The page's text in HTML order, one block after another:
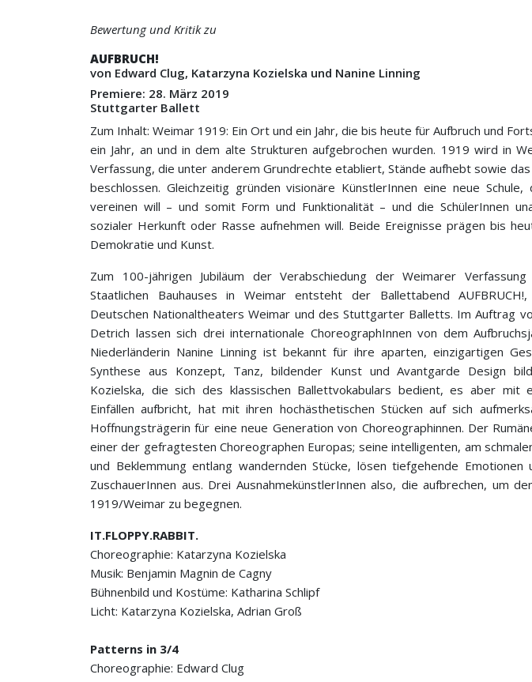
Bewertung und Kritik zu
AUFBRUCH!
von Edward Clug, Katarzyna Kozielska und Nanine Linning
Premiere: 28. März 2019
Stuttgarter Ballett
Zum Inhalt: Weimar 1919: Ein Ort und ein Jahr, die bis heute für Aufbruch und
ein Jahr, an und in dem alte Strukturen aufgebrochen wurden. 1919 wird in
Verfassung, die unter anderem Grundrechte etabliert, Stände aufhebt sowie
beschlossen. Gleichzeitig gründen visionäre KünstlerInnen eine neue
vereinen will – und somit Form und Funktionalität – und die SchülerInnen
sozialer Herkunft oder Rasse aufnehmen will. Beide Ereignisse prägen bis
Demokratie und Kunst.
Zum 100-jährigen Jubiläum der Verabschiedung der Weimarer
Staatlichen Bauhauses in Weimar entsteht der Ballettabend
Deutschen Nationaltheaters Weimar und des Stuttgarter Balletts. Im Auftrag
Detrich lassen sich drei internationale ChoreographInnen von dem
Niederländerin Nanine Linning ist bekannt für ihre aparten, einzigartigen
Synthese aus Konzept, Tanz, bildender Kunst und Avantgarde Design
Kozielska, die sich des klassischen Ballettvokabulars bedient, es aber mit
Einfällen aufbricht, hat mit ihren hochästhetischen Stücken auf sich
Hoffnungsträgerin für eine neue Generation von Choreographinnen. Der
einer der gefragtesten Choreographen Europas; seine intelligenten, am
und Beklemmung entlang wandernden Stücke, lösen tiefgehende Emotionen
ZuschauerInnen aus. Drei AusnahmekünstlerInnen also, die aufbrechen, um
1919/Weimar zu begegnen.
IT.FLOPPY.RABBIT.
Choreographie: Katarzyna Kozielska
Musik: Benjamin Magnin de Cagny
Bühnenbild und Kostüme: Katharina Schlipf
Licht: Katarzyna Kozielska, Adrian Groß
Patterns in 3/4
Choreographie: Edward Clug